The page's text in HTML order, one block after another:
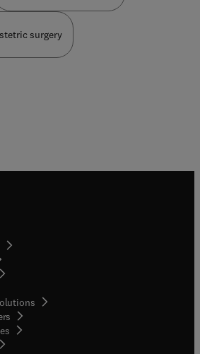
et obstétriciens, spécialistes et
à l’hôpital et en médecine de ville. La
et la numérisation, la puissance de
technologie des transducteurs, un peu
avancées techniques ainsi que les
une navigation rapide dans
de l’ouvrage et une consultation en
plan reste classique : les aspects
et réglementaires de l’échographie
grossesse, l’utérus gravide et les
début de la grossesse et la GEU, le
les annexes du fœtus, l’examen du
la surveillance de la croissance et
fœtale, la pathologie malformative
surgery
in new tab/window
opens in new tab/window